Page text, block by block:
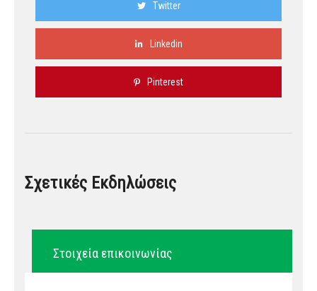
Twitter
Linkedin
Pinterest
Σχετικές Εκδηλώσεις
Στοιχεία επικοινωνίας